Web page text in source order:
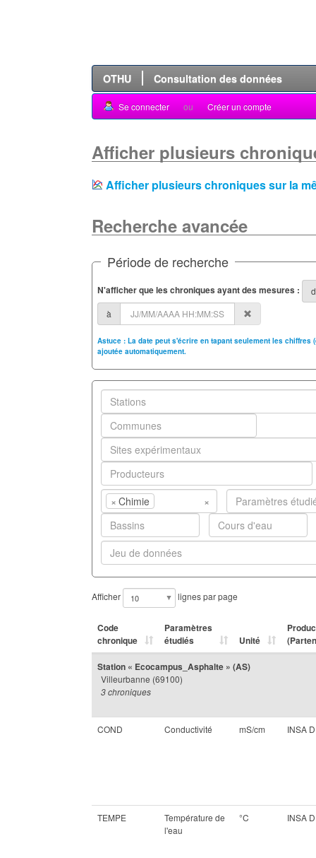
OTHU Consultation des données
Se connecter ou Créer un compte
Afficher plusieurs
Afficher plusieurs chroniques sur la
Recherche avancée
Période de recherche
N'afficher que les chroniques ayant des mesures :
à
Astuce : La date peut s'écrire en tapant seulement les
ajoutée automatiquement.
×
× Chimie
Afficher lignes par page
Code
chronique
Paramètres
étudiés
Unité
Station « Ecocampus_Asphalte » (AS)
Villeurbanne (69100)
3 chroniques
COND Conductivité mS/cm INSA
TEMPE
Température de
l'eau
°C INSA